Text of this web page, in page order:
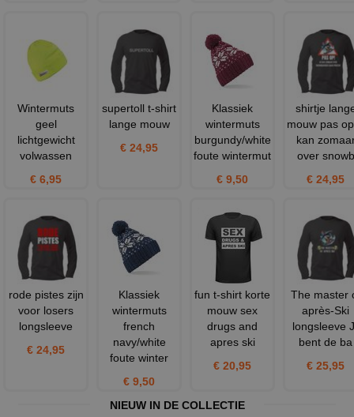
Wintermuts
geel
lichtgewicht
volwassen
€ 6,95
supertoll t-shirt
lange mouw
€ 24,95
Klassiek
wintermuts
burgundy/white
foute wintermut
€ 9,50
shirtje
mouw pas
kan
over snowb
€ 24,95
rode pistes zijn
voor losers
longsleeve
€ 24,95
Klassiek
wintermuts
french
navy/white
foute winter
€ 9,50
fun t-shirt korte
mouw sex
drugs and
apres ski
€ 20,95
The master
après-Ski
longsleeve
bent de ba
€ 25,95
NIEUW IN DE COLLECTIE